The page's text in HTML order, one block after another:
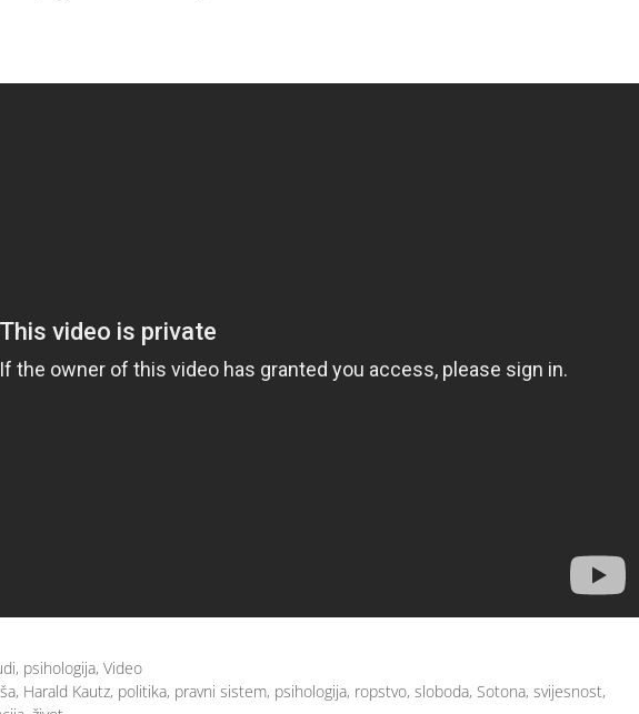
, psihologija, Video
, Harald Kautz, politika, pravni sistem, psihologija, ropstvo, sloboda, Sotona, svijesnost,